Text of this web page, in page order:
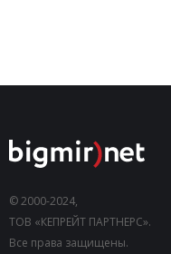
© 2000-2024,
ТОВ «КЕПРЕЙТ ПАРТНЕРС».
Все права защищены.